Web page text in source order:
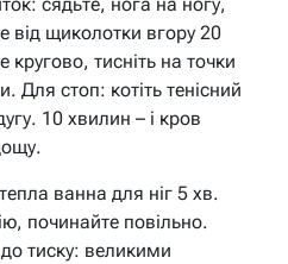
від щиколотки вгору 20
тисніть на точки
Для стоп: котіть тенісний
10 хвилин – і кров
ванна для ніг 5 хв.
починайте повільно.
тиску: великими